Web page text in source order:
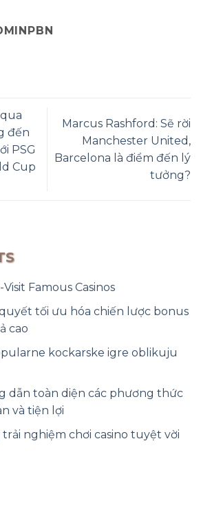
đến
PSG
Cup
Marcus Rashford: Sẽ rời
Manchester United,
Barcelona là điểm đến lý
tưởng?
Famous Casinos
tối ưu hóa chiến lược bonus
cao
kockarske igre oblikuju
dẫn toàn diện các phương thức
và tiện lợi
nghiệm chơi casino tuyệt vời